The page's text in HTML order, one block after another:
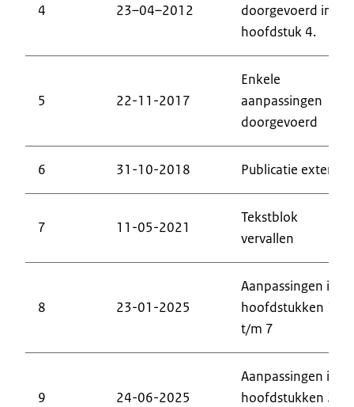
4 23–04–2012
doorgevoerd in
hoofdstuk 4.
5 22-11-2017
Enkele
aanpassingen
doorgevoerd
6 31-10-2018 Publicatie extern
7 11-05-2021
Tekstblok
vervallen
8 23-01-2025
Aanpassingen in
hoofdstukken 1
t/m 7
9 24-06-2025
Aanpassingen in
hoofdstukken 2